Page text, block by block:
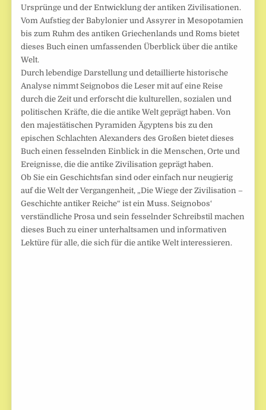
Ursprünge und der Entwicklung der antiken Zivilisationen.
Vom Aufstieg der Babylonier und Assyrer in Mesopotamien
bis zum Ruhm des antiken Griechenlands und Roms bietet
dieses Buch einen umfassenden Überblick über die antike
Welt.
Durch lebendige Darstellung und detaillierte historische
Analyse nimmt Seignobos die Leser mit auf eine Reise
durch die Zeit und erforscht die kulturellen, sozialen und
politischen Kräfte, die die antike Welt geprägt haben. Von
den majestätischen Pyramiden Ägyptens bis zu den
epischen Schlachten Alexanders des Großen bietet dieses
Buch einen fesselnden Einblick in die Menschen, Orte und
Ereignisse, die die antike Zivilisation geprägt haben.
Ob Sie ein Geschichtsfan sind oder einfach nur neugierig
auf die Welt der Vergangenheit, „Die Wiege der Zivilisation –
Geschichte antiker Reiche“ ist ein Muss. Seignobos‘
verständliche Prosa und sein fesselnder Schreibstil machen
dieses Buch zu einer unterhaltsamen und informativen
Lektüre für alle, die sich für die antike Welt interessieren.